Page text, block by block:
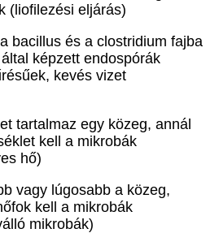
(liofilezési eljárás)
bacillus és a clostridium fajba
képzett endospórák
kevés vizet
tartalmaz egy közeg, annál
kell a mikrobák
hő)
vagy lúgosabb a közeg,
kell a mikrobák
mikrobák)